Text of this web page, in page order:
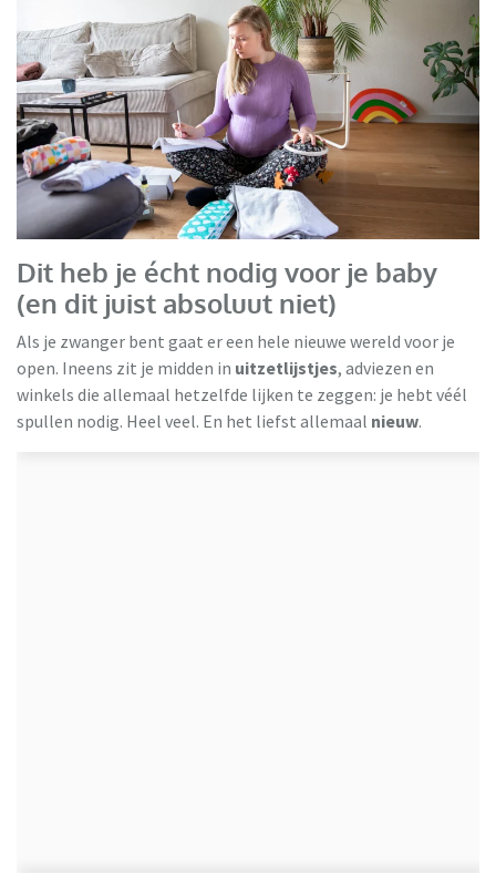
Milieu Centraal
Dit heb je écht nodig voor je baby
(en dit juist absoluut niet)
Als je zwanger bent gaat er een hele nieuwe wereld voor je
open. Ineens zit je midden in uitzetlijstjes, adviezen en
winkels die allemaal hetzelfde lijken te zeggen: je hebt véél
spullen nodig. Heel veel. En het liefst allemaal nieuw.